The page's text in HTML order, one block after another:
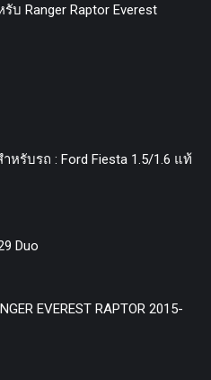
บ Ranger Raptor Everest
หรับรถ : Ford Fiesta 1.5/1.6 แท้
Duo
EVEREST RAPTOR 2015-